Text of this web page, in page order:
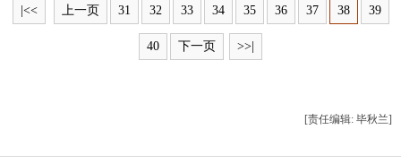
|<< 上一页 31 32 33 34 35 36 37 38 39
40 下一页 >>|
[责任编辑: 毕秋兰]